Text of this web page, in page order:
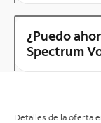
¿Puedo
Spectrum
Detalles de la oferta